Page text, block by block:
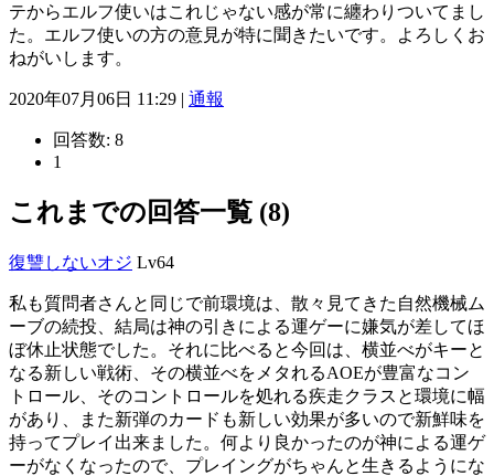
テからエルフ使いはこれじゃない感が常に纏わりついてまし
た。エルフ使いの方の意見が特に聞きたいです。よろしくお
ねがいします。
2020年07月06日 11:29 | 通報
回答数: 8
1
これまでの回答一覧 (8)
復讐しないオジ Lv64
私も質問者さんと同じで前環境は、散々見てきた自然機械ム
ーブの続投、結局は神の引きによる運ゲーに嫌気が差してほ
ぼ休止状態でした。それに比べると今回は、横並べがキーと
なる新しい戦術、その横並べをメタれるAOEが豊富なコン
トロール、そのコントロールを処れる疾走クラスと環境に幅
があり、また新弾のカードも新しい効果が多いので新鮮味を
持ってプレイ出来ました。何より良かったのが神による運ゲ
ーがなくなったので、プレイングがちゃんと生きるようにな